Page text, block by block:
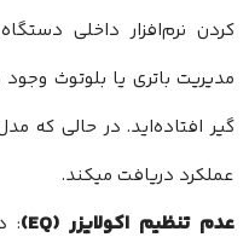
کردن نرم‌افزار داخلی
مدیریت باتری یا بلوتوث
عملکرد دریافت میکند.
عدم تنظیم اکولایزر (EQ)